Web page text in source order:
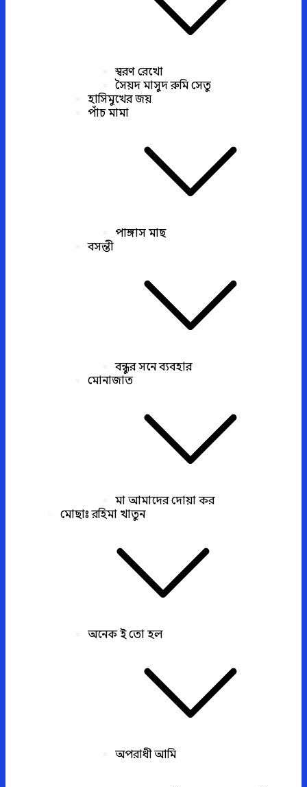
স্বরণ রেখো
সৈয়দ মাসুদ রুমি সেতু
হাসিমুখের জয়
পাঁচ মামা
পাঙ্গাস মাছ
বসন্তী
বন্ধুর সনে ব্যবহার
মোনাজাত
মা আমাদের দোয়া কর
মোছাঃ রহিমা খাতুন
অনেক ই তো হল
অপরাধী আমি